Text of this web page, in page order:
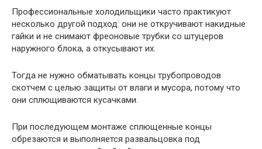
Профессиональные холодильщики часто практикуют
несколько другой подход: они не откручивают накидные
гайки и не снимают фреоновые трубки со штуцеров
наружного блока, а откусывают их.
Тогда не нужно обматывать концы трубопроводов
скотчем с целью защиты от влаги и мусора, потому что
они сплющиваются кусачками.
При последующем монтаже сплющенные концы
обрезаются и выполняется развальцовка под